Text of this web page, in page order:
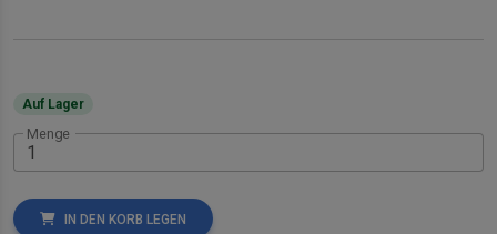
Auf Lager
Menge
IN DEN KORB LEGEN